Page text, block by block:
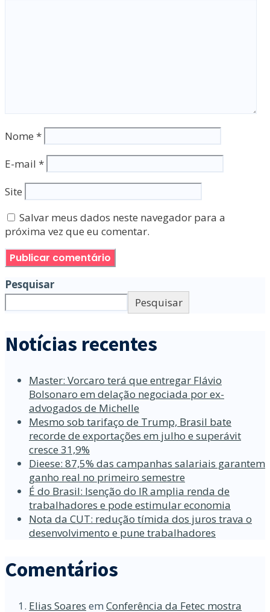
Nome *
E-mail *
Site
Salvar meus dados neste navegador para a
próxima vez que eu comentar.
Pesquisar
Pesquisar
Notícias recentes
Master: Vorcaro terá que entregar Flávio
Bolsonaro em delação negociada por ex-
advogados de Michelle
Mesmo sob tarifaço de Trump, Brasil bate
recorde de exportações em julho e superávit
cresce 31,9%
Dieese: 87,5% das campanhas salariais garantem
ganho real no primeiro semestre
É do Brasil: Isenção do IR amplia renda de
trabalhadores e pode estimular economia
Nota da CUT: redução tímida dos juros trava o
desenvolvimento e pune trabalhadores
Comentários
Elias Soares em Conferência da Fetec mostra